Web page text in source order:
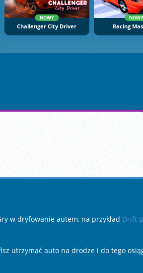
NOWY
Challenger City Driver
NOWY
Racing
w dryfowanie autem, na przykład Drift
utrzymać auto na drodze i do tego